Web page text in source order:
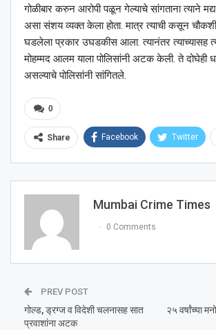
गोळीबार करुन आरोपी पळून गेल्याचे सांगताना त्याने
असा संशय व्यक्त केला होता. मात्र त्याची कसून
घडलेला प्रकार उघडकीस आला. त्यानंतर त्याच्यासह
मोहम्मद आलम याला पोलिसांनी अटक केली. ते दोघेही
असल्याचे पोलिसांनी सांगितले.
0
Share Facebook Twitter
Mumbai Crime Times
0 Comments
PREV POST
गोल्ड, ड्रग्ज व विदेशी चलनासह सात
प्रवाशांना अटक
२५ वर्षांच्या